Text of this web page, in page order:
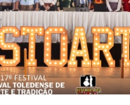
3/2026 –
1ª ETAPA
DO 35°